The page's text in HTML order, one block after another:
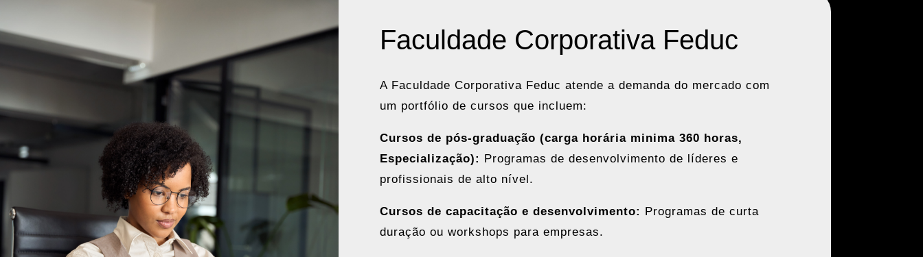
Faculdade Corporativa Feduc
A Faculdade Corporativa Feduc atende a demanda do mercado com
um portfólio de cursos que incluem:
Cursos de pós-graduação (carga horária minima 360 horas,
Especialização):
Programas de desenvolvimento de líderes e
profissionais de alto nível.
Cursos de capacitação e desenvolvimento:
Programas de curta
duração ou workshops para empresas.